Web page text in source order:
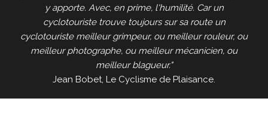
y apporte. Avec, en prime, l'humilité. Car un
cyclotouriste trouve toujours sur sa route un
cyclotouriste meilleur grimpeur, ou meilleur rouleur, ou
meilleur photographe, ou meilleur mécanicien, ou
meilleur blagueur."
Jean Bobet, Le Cyclisme de Plaisance.